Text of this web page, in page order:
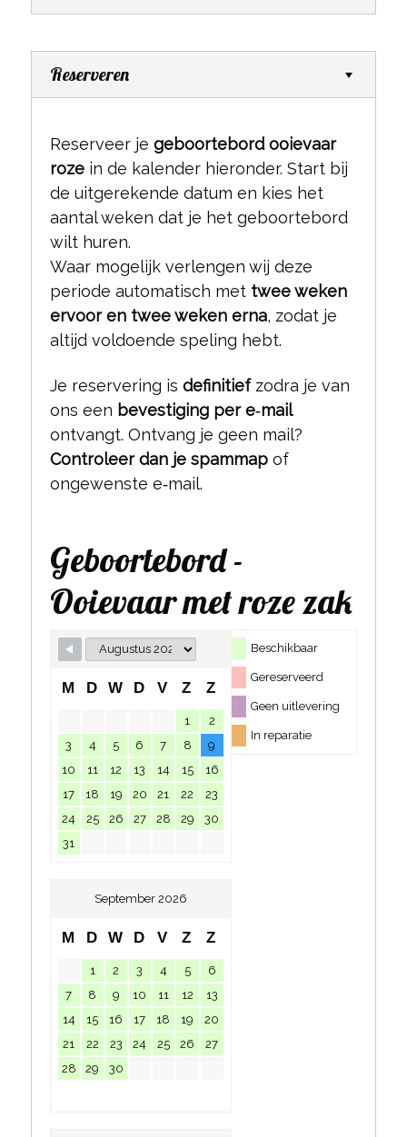
Reserveren
Reserveer je geboortebord ooievaar
rozein de kalender hieronder. Start bij
de uitgerekende datum en kies het
aantal weken dat je het geboortebord
wilt huren.
Waar mogelijk verlengen wij deze
periode automatisch met twee weken
ervoor en twee weken erna, zodat je
altijd voldoende speling hebt.
Je reservering is definitiefzodra je van
ons een bevestiging per e‑mail
ontvangt. Ontvang je geen mail?
Controleer dan je spammapof
ongewenste e‑mail.
Geboortebord -
Ooievaar met roze zak
Beschikbaar
Gereserveerd
Geen uitlevering
In reparatie
M D W D V Z Z
1
2
3
4 5 6 7 8
9
10
11 12 13 14 15
16
17
18 19 20 21 22
23
24
25 26 27 28 29
30
31
September 2026
M D W D V Z Z
1 2 3 4 5
6
7
8 9 10 11 12
13
14
15 16 17 18 19
20
21
22 23 24 25 26
27
28
29 30